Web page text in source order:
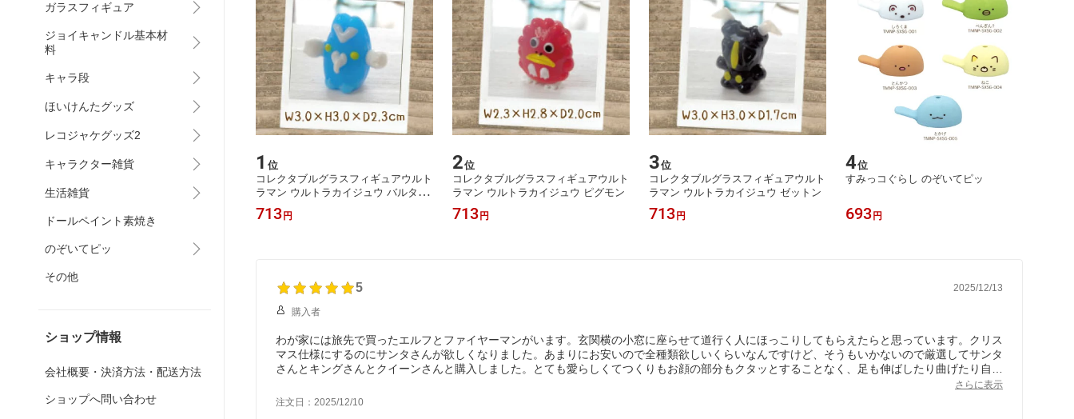
ガラスフィギュア
ジョイキャンドル基本材
料
キャラ段
ほいけんたグッズ
レコジャケグッズ2
キャラクター雑貨
生活雑貨
ドールペイント素焼き
のぞいてピッ
その他
ショップ情報
会社概要・決済方法・配送方法
ショップへ問い合わせ
1 位
コレクタブルグラスフィギュアウルト
ラマン ウルトラカイジュウ バルタン
星人
713 円
2位
コレクタブルグラスフィギュアウルト
ラマン ウルトラカイジュウ ピグモン
713 円
3位
コレクタブルグラスフィギュアウルト
ラマン ウルトラカイジュウ ゼットン
713 円
4位
すみっコぐらし のぞいてピッ
693 円
5 2025/12/13
購入者
わが家には旅先で買ったエルフとファイヤーマンがいます。玄関横の小窓に座らせて道行く人にほっこりしてもらえたらと思っています。クリス
マス仕様にするのにサンタさんが欲しくなりました。あまりにお安いので全種類欲しいくらいなんですけど、そうもいかないので厳選してサンタ
さんとキングさんとクイーンさんと購入しました。とても愛らしくてつくりもお顔の部分もクタッとすることなく、足も伸ばしたり曲げたり自在
さらに表示
注文日：2025/12/10